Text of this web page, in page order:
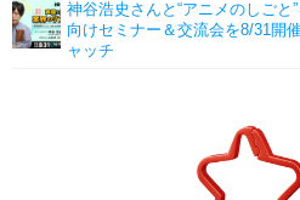
神谷浩史さんと“アニメのしご
向けセミナー＆交流会を8/31開
ャッチ